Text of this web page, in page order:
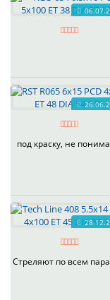
под краску, не
Стреляют по всем